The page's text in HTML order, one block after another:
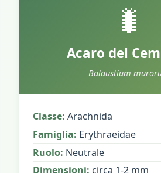
🐛
Acaro del
Balaustium
Classe: Arachnida
Famiglia: Erythraeidae
Ruolo: Neutrale
Dimensioni: circa 1-2 mm